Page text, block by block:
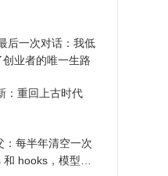
后一次对话：我低
业者的唯一生路
：重回上古时代
每半年清空一次
hooks，模型自